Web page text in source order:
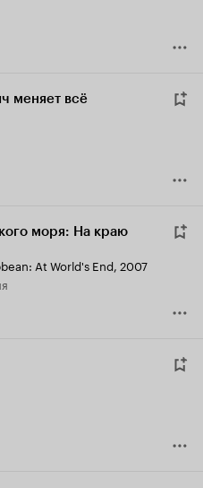
меняет всё
моря: На краю
At World's End, 2007